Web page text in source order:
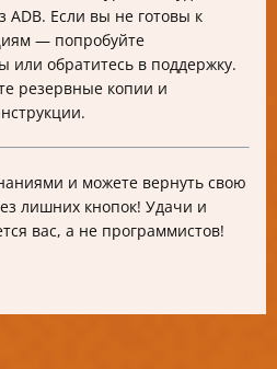
ADB. Если вы не готовы к
— попробуйте
или обратитесь в поддержку.
резервные копии и
и можете вернуть свою
лишних кнопок! Удачи и
вас, а не программистов!